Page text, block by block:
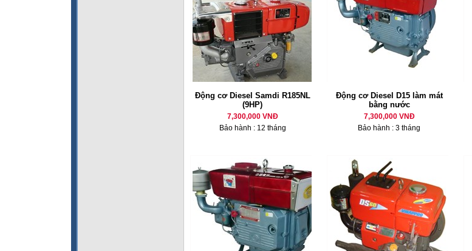
Động cơ Diesel Samdi R185NL
(9HP)
7,300,000 VNĐ
Bảo hành : 12 tháng
Động cơ Diesel D15 làm mát
bằng nước
7,300,000 VNĐ
Bảo hành : 3 tháng